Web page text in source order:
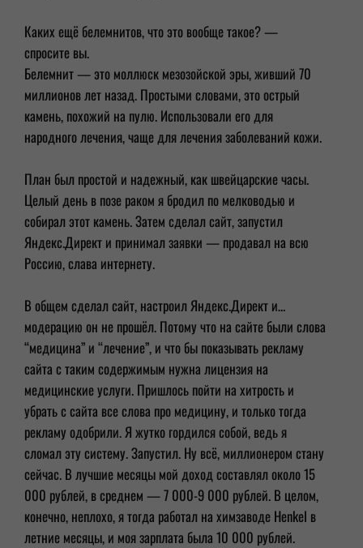
Каких ещё белемнитов, что это вообще такое? —
спросите вы.
Белемнит — это моллюск мезозойской эры, живший 70
миллионов лет назад. Простыми словами, это острый
камень, похожий на пулю. Использовали его для
народного лечения, чаще для лечения заболеваний кожи.
План был простой и надежный, как швейцарские часы.
Целый день в позе раком я бродил по мелководью и
собирал этот камень. Затем сделал сайт, запустил
Яндекс.Директ и принимал заявки — продавал на всю
Россию, слава интернету.
В общем сделал сайт, настроил Яндекс.Директ и…
модерацию он не прошёл. Потому что на сайте были слова
“медицина” и “лечение”, и что бы показывать рекламу
сайта с таким содержимым нужна лицензия на
медицинские услуги. Пришлось пойти на хитрость и
убрать с сайта все слова про медицину, и только тогда
рекламу одобрили. Я жутко гордился собой, ведь я
сломал эту систему. Запустил. Ну всё, миллионером стану
сейчас. В лучшие месяцы мой доход составлял около 15
000 рублей, в среднем — 7 000-9 000 рублей. В целом,
конечно, неплохо, я тогда работал на химзаводе Henkel в
летние месяцы, и моя зарплата была 10 000 рублей.